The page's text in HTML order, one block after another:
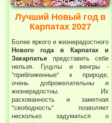
Лучший Новый год в
Карпатах 2027
Более яркого и жизнерадостного
Нового года в Карпатах и
Закарпатье представить себе
нельзя. Гуцулы и венгры -
"приближенные" к природе,
очень доброжелательны и
жизнерадостны. Их
раскованность и заметная
"свободность" позволяет
несколько задуматься о